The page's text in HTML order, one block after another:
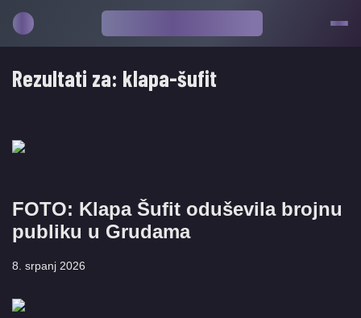
Rezultati za: klapa-šufit
FOTO: Klapa Šufit oduševila brojnu
publiku u Grudama
8. srpanj 2026